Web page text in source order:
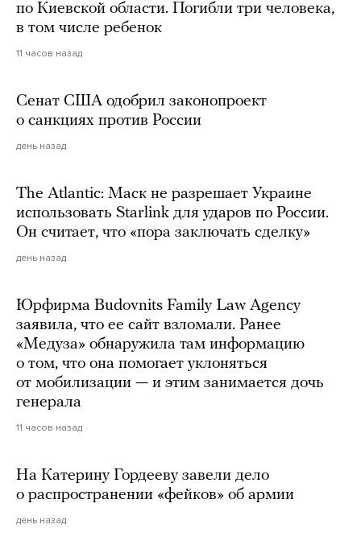
по Киевской области. Погибли три человека,
в том числе ребенок
11 часов назад
Сенат США одобрил законопроект
о санкциях против России
день назад
The Atlantic: Маск не разрешает Украине
использовать Starlink для ударов по России.
Он считает, что «пора заключать сделку»
день назад
Юрфирма Budovnits Family Law Agency
заявила, что ее сайт взломали. Ранее
«Медуза» обнаружила там информацию
о том, что она помогает уклоняться
от мобилизации — и этим занимается дочь
генерала
11 часов назад
На Катерину Гордееву завели дело
о распространении «фейков» об армии
день назад